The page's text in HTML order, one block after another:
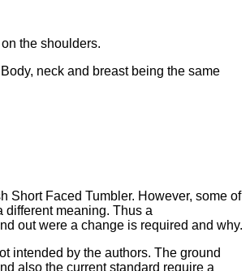
the shoulders.
neck and breast being the same
Short Faced Tumbler. However, some of
different meaning. Thus a
out were a change is required and why.
intended by the authors. The ground
also the current standard require a